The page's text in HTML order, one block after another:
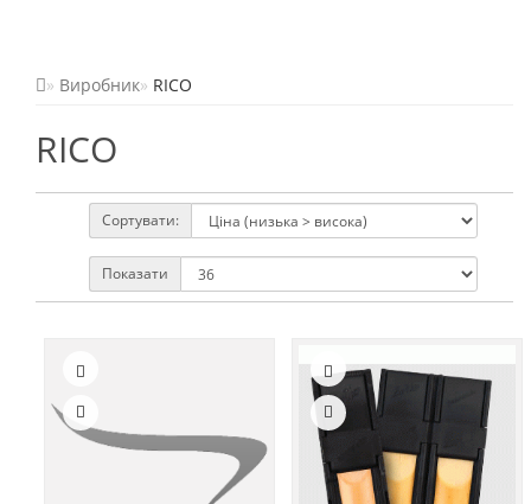
Виробник RICO
RICO
Сортувати:
Показати